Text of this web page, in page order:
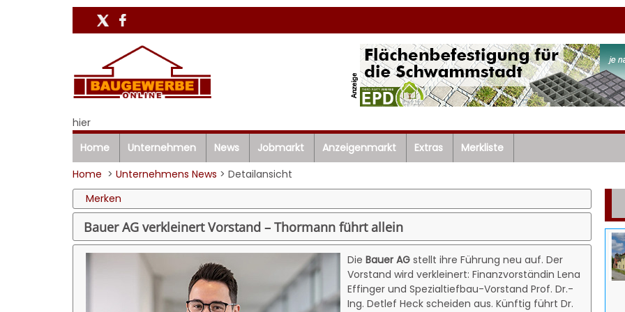
hier
Home
Unternehmen News Jobmarkt Anzeigenmarkt Extras
Merkliste
Home > Unternehmens News > Detailansicht
Merken
Bauer AG verkleinert Vorstand – Thormann führt allein
Die Bauer AGstellt ihre Führung neu auf. Der
Vorstand wird verkleinert: Finanzvorständin Lena
Effinger und Spezialtiefbau-Vorstand Prof. Dr.-
Ing. Detlef Heck scheiden aus. Künftig führt Dr.